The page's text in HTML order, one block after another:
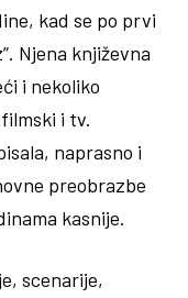
kad se po prvi
Njena književna
i nekoliko
i tv.
naprasno i
preobrazbe
kasnije.
scenarije,